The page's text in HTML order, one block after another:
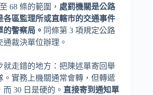
68 條的範圍， 處罰機關是公路
各區監理所或直轄市的交通事件
警察局。 同條第 3 項規定公路
裁決單位辦理。
就走錯的地方：把陳述單寄回舉
。實務上機關通常會轉，但轉遞
30 日是硬的。 直接寄到通知單